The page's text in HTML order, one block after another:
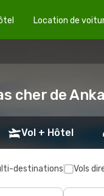
Location de
cher de
Vol + Hôtel
destinations Vols